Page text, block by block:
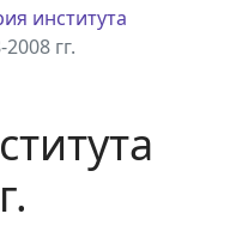
института
гг.